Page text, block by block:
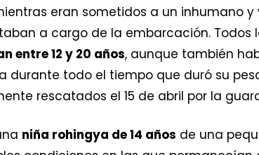
eran sometidos a un inhumano
a cargo de la embarcación. Todos
entre 12 y 20 años, aunque también
durante todo el tiempo que duró su
rescatados el 15 de abril por la
niña rohingya de 14 años de una